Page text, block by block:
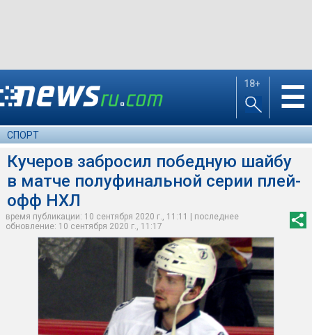
18+ ☰
СПОРТ
Кучеров забросил победную шайбу
в матче полуфинальной серии плей-
офф НХЛ
время публикации: 10 сентября 2020 г., 11:11 | последнее
обновление: 10 сентября 2020 г., 11:17